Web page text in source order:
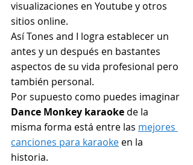
visualizaciones en Youtube y otros
sitios online.
Así Tones and I logra establecer un
antes y un después en bastantes
aspectos de su vida profesional pero
también personal.
Por supuesto como puedes imaginar
Dance Monkey karaoke de la
misma forma está entre las mejores
canciones para karaoke en la
historia.